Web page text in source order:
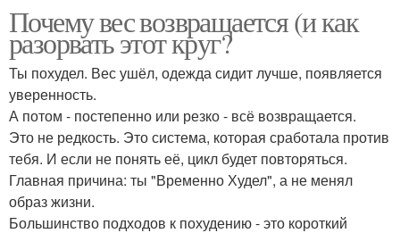
Почему вес возвращается (и как
разорвать этот круг?
Ты похудел. Вес ушёл, одежда сидит лучше, появляется
уверенность.
А потом - постепенно или резко - всё возвращается.
Это не редкость. Это система, которая сработала против
тебя. И если не понять её, цикл будет повторяться.
Главная причина: ты "Временно Худел", а не менял
образ жизни.
Большинство подходов к похудению - это короткий